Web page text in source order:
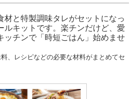
材と特製調味タレがセットになっ
ルキットです。楽チンだけど、愛
ッチンで「時短ごはん」始めませ
、レシピなどの必要な材料がまとめてセ